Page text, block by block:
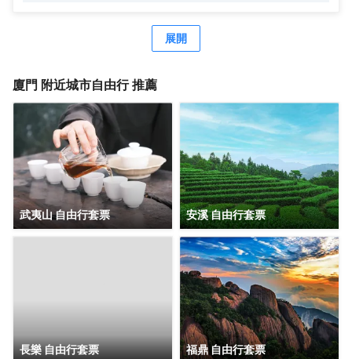
粟先生曾為鷺江賓館親筆題詞：“賓至如歸”。作為鷺江道上的
地標建築，它典藏了鷺江兩岸百年來的風華，又演繹出中西
店，也是時光。 時光隧道1958，是鷺江賓館的一顆璀璨明
心跳，感受時空的故事。 鷺江賓館將鼓浪嶼景觀“搬進”房
間。晨光初照時，您一睜眼便能飽覽鼓浪嶼風光。在盥洗
室，您在洗漱同時，亦能盡情欣賞鼓浪嶼的絕美景色。 鷺江
賓館享有 “食在鷺江”的經典美譽。七樓是中外遊客和廈門人
民情有獨鍾的觀景餐廳，是集美食與美景於一體的絕美殿
堂，常年名列各大口碑排行榜前列。鷺江賓館從萬千食材到
千變萬化的烹飪手法，追求細節精緻，在飽腹之上，滿足味
蕾想象，跨越時間與山海，尋味鷺江風味。
展開
廈門 附近城市自由行 推薦
武夷山 自由行套票 安溪 自由行套票
長樂 自由行套票 福鼎 自由行套票